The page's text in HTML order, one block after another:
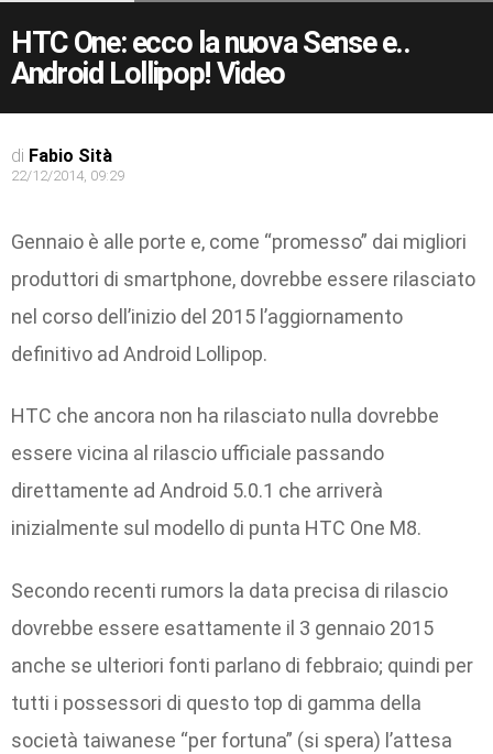
HTC One: ecco la nuova Sense e..
Android Lollipop! Video
di Fabio Sità
22/12/2014, 09:29
Gennaio è alle porte e, come “promesso” dai migliori
produttori di smartphone, dovrebbe essere rilasciato
nel corso dell’inizio del 2015 l’aggiornamento
definitivo ad Android Lollipop.
HTC che ancora non ha rilasciato nulla dovrebbe
essere vicina al rilascio ufficiale passando
direttamente ad Android 5.0.1 che arriverà
inizialmente sul modello di punta HTC One M8.
Secondo recenti rumors la data precisa di rilascio
dovrebbe essere esattamente il 3 gennaio 2015
anche se ulteriori fonti parlano di febbraio; quindi per
tutti i possessori di questo top di gamma della
società taiwanese “per fortuna” (si spera) l’attesa